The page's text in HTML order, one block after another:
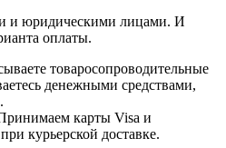
и юридическими лицами. И
оплаты.
товаросопроводительные
денежными средствами,
карты Visa и
курьерской доставке.